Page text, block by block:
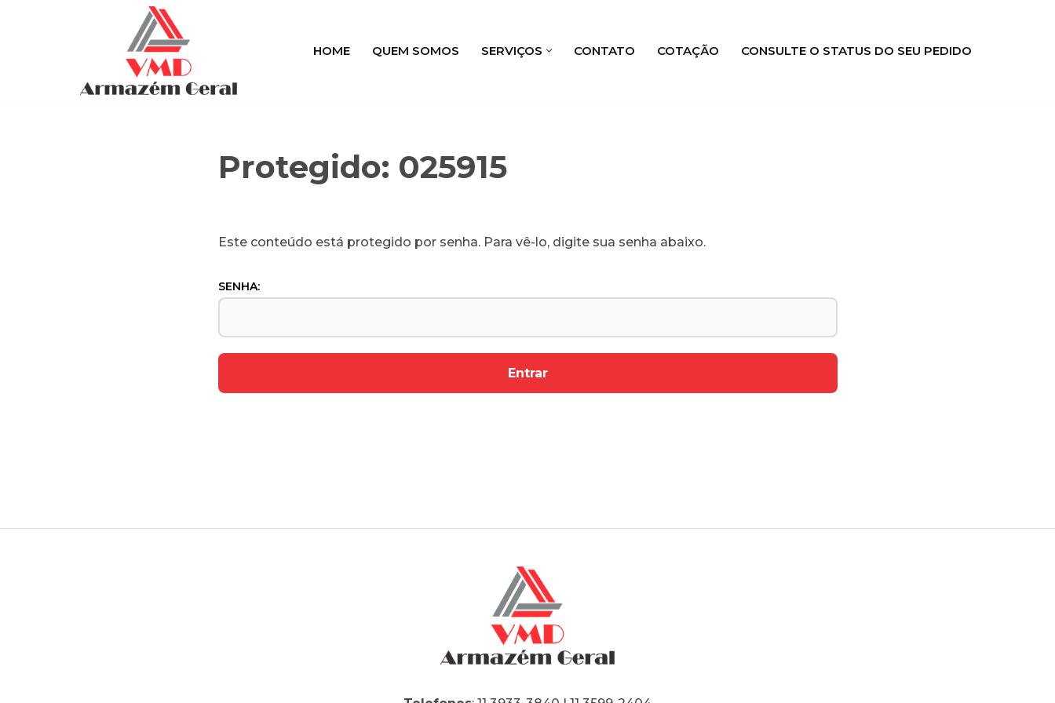
HOME QUEM SOMOS SERVIÇOS CONTATO COTAÇÃO CONSULTE O STATUS DO SEU PEDIDO
Protegido: 025915
Este conteúdo está protegido por senha. Para vê-lo, digite sua senha abaixo.
SENHA: